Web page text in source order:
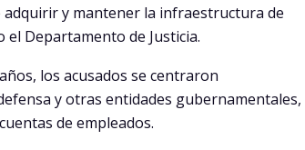
y mantener la infraestructura de
Departamento de Justicia.
los acusados se centraron
y otras entidades gubernamentales,
de empleados.